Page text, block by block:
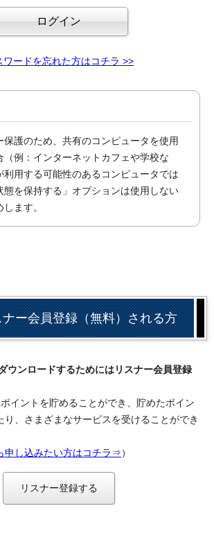
ワードを忘れた方はコチラ >>
保護のため、共有のコンピュータを使用
（例：インターネットカフェや学校な
利用する可能性のあるコンピュータでは
態を保持する」オプションは使用しない
ます。
ー会員登録（無料）される方
ウンロードするためにはリスナー会員登録
イントを貯めることができ、貯めたポイン
り、さまざまなサービスを受けることができ
申し込みたい方はコチラ⇒）
リスナー登録する